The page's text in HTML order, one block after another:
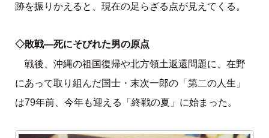
跡を振りかえると、現在の足らざる点が見えてくる。
◇敗戦―死にそびれた男の原点
戦後、沖縄の祖国復帰や北方領土返還問題に、在野
にあって取り組んだ国士・末次一郎の「第二の人生」
は79年前、今年も迎える「終戦の夏」に始まった。